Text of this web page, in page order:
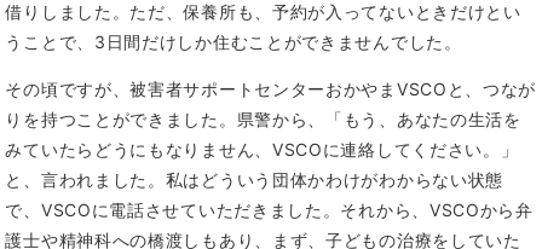
借りしました。ただ、保養所も、予約が入ってないときだけとい
うことで、3日間だけしか住むことができませんでした。
その頃ですが、被害者サポートセンターおかやまVSCOと、つなが
りを持つことができました。県警から、「もう、あなたの生活を
みていたらどうにもなりません、VSCOに連絡してください。」
と、言われました。私はどういう団体かわけがわからない状態
で、VSCOに電話させていただきました。それから、VSCOから弁
護士や精神科への橋渡しもあり、まず、子どもの治療をしていた